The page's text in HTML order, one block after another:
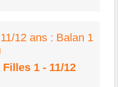
12 ans : Balan 1
Filles 1 - 11/12